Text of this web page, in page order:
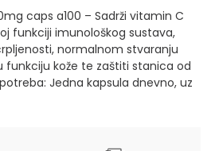
caps a100 – Sadrži vitamin C
funkciji imunološkog sustava,
normalnom stvaranju
funkciju kože te zaštiti stanica od
Jedna kapsula dnevno, uz